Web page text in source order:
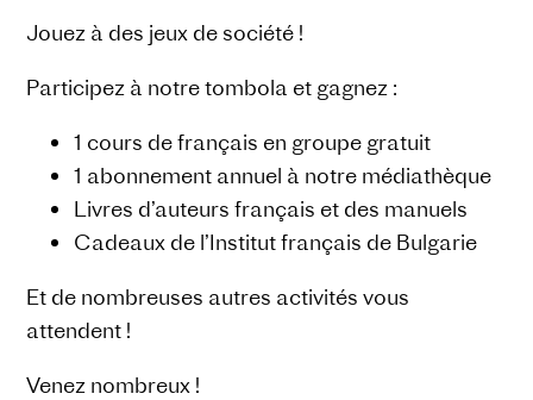
Jouez à des jeux de société !
Participez à notre tombola et gagnez :
1 cours de français en groupe gratuit
1 abonnement annuel à notre médiathèque
Livres d’auteurs français et des manuels
Cadeaux de l’Institut français de Bulgarie
Et de nombreuses autres activités vous
attendent !
Venez nombreux !